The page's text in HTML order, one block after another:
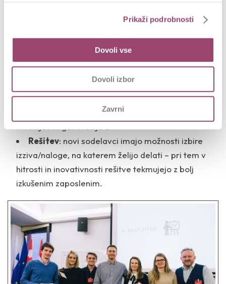
Prikaži podrobnosti
Dovoli vse
Dovoli izbor
Zavrni
Najbolj raziskana ideja (foto: Matic Gabriel)
NAJBOLJE PREDSTAVLJENA IDEJA
Zmagovalna ideja:»Hack the work«
: Kako postati privlačen zaposlovalec za
milenijce in generacijo Z?
Rešitev: novi sodelavci imajo možnosti izbire
izziva/naloge, na katerem želijo delati – pri tem v
hitrosti in inovativnosti rešitve tekmujejo z bolj
izkušenim zaposlenim.